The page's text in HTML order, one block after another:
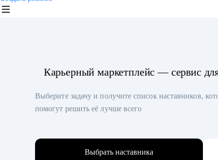
Карьерный маркетплейс — сервис
Выберите задачу и получите список наставников,
помогут решить её лучше всего
Выбрать наставника